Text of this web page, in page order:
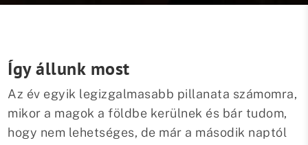
Így állunk most
Az év egyik legizgalmasabb pillanata számomra,
mikor a magok a földbe kerülnek és bár tudom,
hogy nem lehetséges, de már a második naptól